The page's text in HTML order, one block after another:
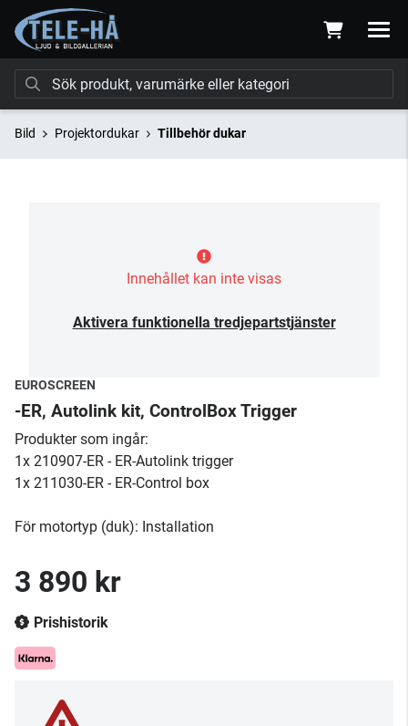
Bild Projektordukar Tillbehör dukar
Innehållet kan inte visas
Aktivera funktionella tredjepartstjänster
EUROSCREEN
-ER, Autolink kit, ControlBox Trigger
Produkter som ingår:
1x 210907-ER - ER-Autolink trigger
1x 211030-ER - ER-Control box
För motortyp (duk): Installation
3 890 kr
Prishistorik